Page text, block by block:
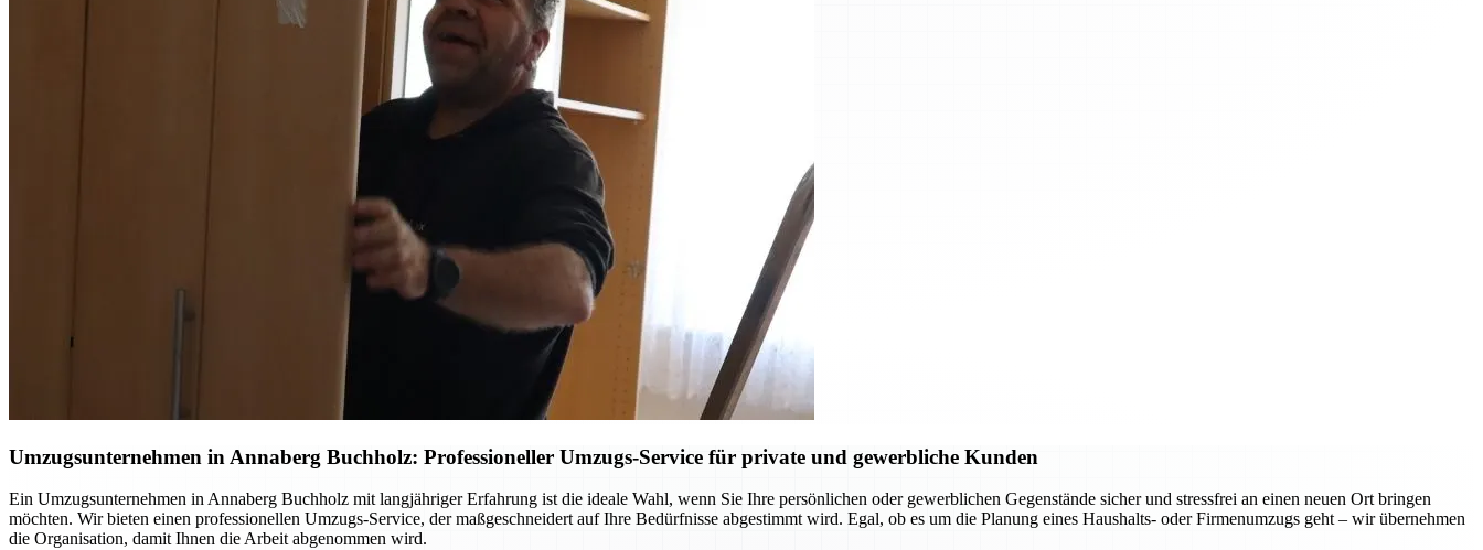
Umzugsunternehmen in Annaberg Buchholz: Professioneller Umzugs-Service für private und gewerbliche Kunden
Ein Umzugsunternehmen in Annaberg Buchholz mit langjähriger Erfahrung ist die ideale Wahl, wenn Sie Ihre persönlichen oder gewerblichen Gegenstände sicher und stressfrei an einen neuen Ort bringen
möchten. Wir bieten einen professionellen Umzugs-Service, der maßgeschneidert auf Ihre Bedürfnisse abgestimmt wird. Egal, ob es um die Planung eines Haushalts- oder Firmenumzugs geht – wir übernehmen
die Organisation, damit Ihnen die Arbeit abgenommen wird.